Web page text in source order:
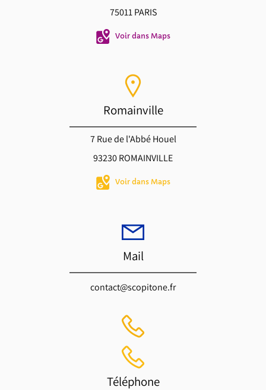
75011 PARIS
Voir dans Maps
Romainville
7 Rue de l'Abbé Houel
93230 ROMAINVILLE
Voir dans Maps
Mail
contact@scopitone.fr
Téléphone